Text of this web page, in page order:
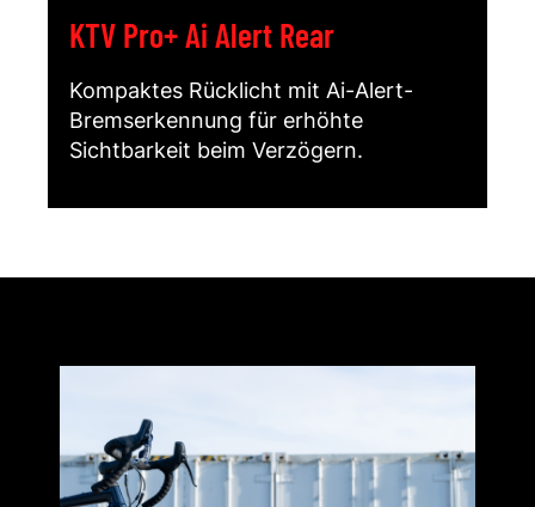
KTV Pro+ Ai Alert Rear
Kompaktes Rücklicht mit Ai-Alert-
Bremserkennung für erhöhte
Sichtbarkeit beim Verzögern.